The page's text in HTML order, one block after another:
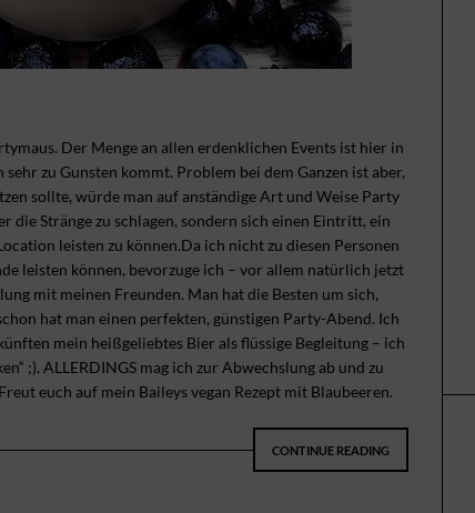
Der Menge an allen erdenklichen Events ist hier in
zu Gunsten kommt. Problem bei dem Ganzen ist aber,
sollte, würde man auf anständige Art und Weise Party
Stränge zu schlagen, sondern sich einen Eintritt, ein
leisten zu können.Da ich nicht zu diesen Personen
leisten können, bevorzuge ich – vor allem natürlich jetzt
mit meinen Freunden. Man hat die Besten um sich,
hat man einen perfekten, günstigen Party-Abend. Ich
mein heißgeliebtes Bier als flüssige Begleitung – ich
;). ALLERDINGS mag ich zur Abwechslung ab und zu
euch auf mein Baileys vegan Rezept mit Blaubeeren.
CONTINUE READING